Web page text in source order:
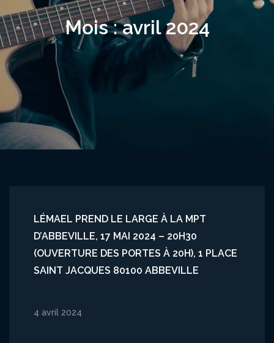
Mois :avril 2024
LÉMAEL PREND LE LARGE À LA MPT
D’ABBEVILLE, 17 MAI 2024 – 20H30
(OUVERTURE DES PORTES À 20H), 1 PLACE
SAINT JACQUES 80100 ABBEVILLE
4 avril 2024